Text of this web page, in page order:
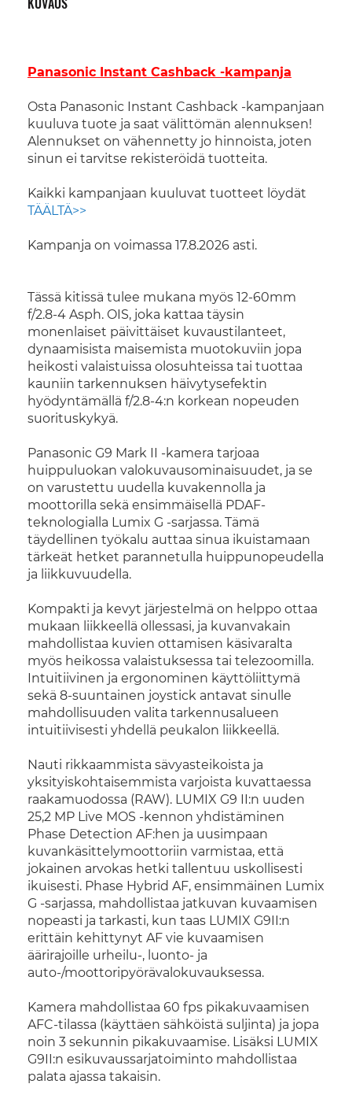
Panasonic Instant Cashback -kampanja
Osta Panasonic Instant Cashback -kampanjaan
kuuluva tuote ja saat välittömän alennuksen!
Alennukset on vähennetty jo hinnoista, joten
sinun ei tarvitse rekisteröidä tuotteita.
Kaikki kampanjaan kuuluvat tuotteet löydät
TÄÄLTÄ>>
Kampanja on voimassa 17.8.2026 asti.
Tässä kitissä tulee mukana myös 12-60mm
f/2.8-4 Asph. OIS, joka kattaa täysin
monenlaiset päivittäiset kuvaustilanteet,
dynaamisista maisemista muotokuviin jopa
heikosti valaistuissa olosuhteissa tai tuottaa
kauniin tarkennuksen häivytysefektin
hyödyntämällä f/2.8-4:n korkean nopeuden
suorituskykyä.
Panasonic G9 Mark II -kamera tarjoaa
huippuluokan valokuvausominaisuudet, ja se
on varustettu uudella kuvakennolla ja
moottorilla sekä ensimmäisellä PDAF-
teknologialla Lumix G -sarjassa. Tämä
täydellinen työkalu auttaa sinua ikuistamaan
tärkeät hetket parannetulla huippunopeudella
ja liikkuvuudella.
Kompakti ja kevyt järjestelmä on helppo ottaa
mukaan liikkeellä ollessasi, ja kuvanvakain
mahdollistaa kuvien ottamisen käsivaralta
myös heikossa valaistuksessa tai telezoomilla.
Intuitiivinen ja ergonominen käyttöliittymä
sekä 8-suuntainen joystick antavat sinulle
mahdollisuuden valita tarkennusalueen
intuitiivisesti yhdellä peukalon liikkeellä.
Nauti rikkaammista sävyasteikoista ja
yksityiskohtaisemmista varjoista kuvattaessa
raakamuodossa (RAW). LUMIX G9 II:n uuden
25,2 MP Live MOS -kennon yhdistäminen
Phase Detection AF:hen ja uusimpaan
kuvankäsittelymoottoriin varmistaa, että
jokainen arvokas hetki tallentuu uskollisesti
ikuisesti. Phase Hybrid AF, ensimmäinen Lumix
G -sarjassa, mahdollistaa jatkuvan kuvaamisen
nopeasti ja tarkasti, kun taas LUMIX G9II:n
erittäin kehittynyt AF vie kuvaamisen
äärirajoille urheilu-, luonto- ja
auto-/moottoripyörävalokuvauksessa.
Kamera mahdollistaa 60 fps pikakuvaamisen
AFC-tilassa (käyttäen sähköistä suljinta) ja jopa
noin 3 sekunnin pikakuvaamise. Lisäksi LUMIX
G9II:n esikuvaussarjatoiminto mahdollistaa
palata ajassa takaisin.